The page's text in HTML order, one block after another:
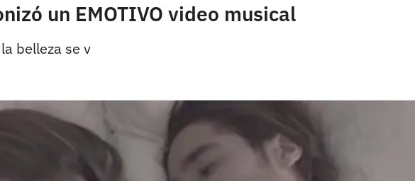
un EMOTIVO video musical
belleza se v